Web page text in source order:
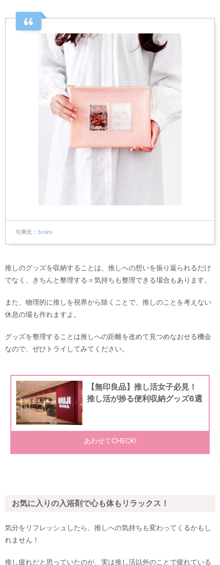
引用元 3coins
推しのグッズを収納することは、推しへの想いを振り返られるだけ
でなく、きちんと整理する＝気持ちも整理できる場合もあります。
また、物理的に推しを視界から除くことで、推しのことを考えない
休息の場も作れますよ。
グッズを整理することは推しへの距離を改めて見つめなおせる機会
なので、ぜひトライしてみてください。
お気に入りの入浴剤で心も体もリラックス！
気分をリフレッシュしたら、推しへの気持ちも変わってくるかもし
れません！
推し疲れだと思っていたのが、実は推し活以外のことで疲れている